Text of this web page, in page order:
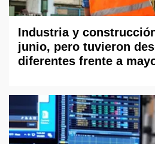
Industria y
junio, pero tuvieron
diferentes frente a